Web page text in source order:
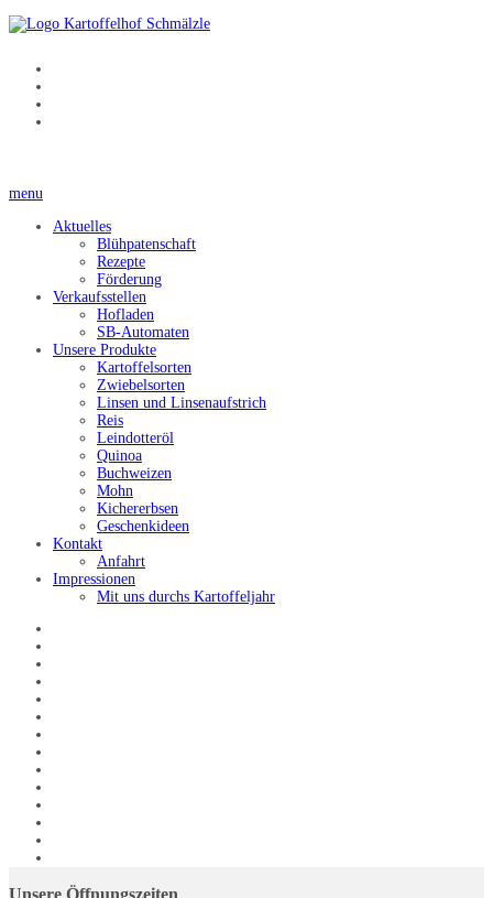
menu
Aktuelles
Blühpatenschaft
Rezepte
Förderung
Verkaufsstellen
Hofladen
SB-Automaten
Unsere Produkte
Kartoffelsorten
Zwiebelsorten
Linsen und Linsenaufstrich
Reis
Leindotteröl
Quinoa
Buchweizen
Mohn
Kichererbsen
Geschenkideen
Kontakt
Anfahrt
Impressionen
Mit uns durchs Kartoffeljahr